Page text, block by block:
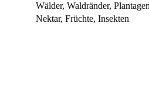
Wälder, Waldränder,
Nektar, Früchte, Insekten